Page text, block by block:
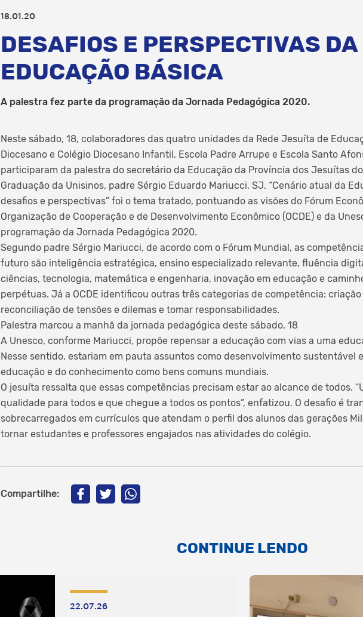
18.01.20
DESAFIOS E PERSPECTIVAS DA
EDUCAÇÃO BÁSICA
A palestra fez parte da programação da Jornada Pedagógica 2020.
Neste sábado, 18, colaboradores das quatro unidades da Rede Jesuíta de
Diocesano e Colégio Diocesano Infantil, Escola Padre Arrupe e Escola Santo
participaram da palestra do secretário da Educação da Província dos Jesuítas
Graduação da Unisinos, padre Sérgio Eduardo Mariucci, SJ. “Cenário atual da
desafios e perspectivas” foi o tema tratado, pontuando as visões do Fórum
Organização de Cooperação e de Desenvolvimento Econômico (OCDE) e da
programação da Jornada Pedagógica 2020.
Segundo padre Sérgio Mariucci, de acordo com o Fórum Mundial, as
futuro são inteligência estratégica, ensino especializado relevante, fluência
ciências, tecnologia, matemática e engenharia, inovação em educação e
perpétuas. Já a OCDE identificou outras três categorias de competência:
reconciliação de tensões e dilemas e tomar responsabilidades.
Palestra marcou a manhã da jornada pedagógica deste sábado, 18
A Unesco, conforme Mariucci, propõe repensar a educação com vias a uma
Nesse sentido, estariam em pauta assuntos como desenvolvimento sustentável
educação e do conhecimento como bens comuns mundiais.
O jesuíta ressalta que essas competências precisam estar ao alcance de todos.
qualidade para todos e que chegue a todos os pontos”, enfatizou. O desafio é
sobrecarregados em currículos que atendam o perfil dos alunos das gerações
tornar estudantes e professores engajados nas atividades do colégio.
Compartilhe:
CONTINUE LENDO
22.07.26